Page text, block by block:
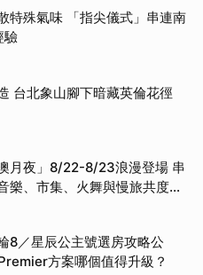
特殊氣味 「指尖儀式」串連南
驗
台北象山腳下暗藏英倫花徑
澳月夜」8/22-8/23浪漫登場 串
樂、市集、火舞與慢旅共度夏
8／星辰公主號選房攻略公
方案哪個值得升級？